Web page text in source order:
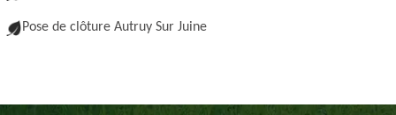
Pose de clôture Autruy Sur Juine